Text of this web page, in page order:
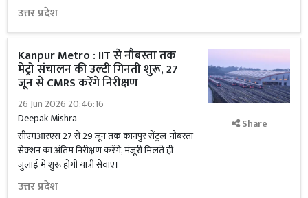
उत्तर प्रदेश
Kanpur Metro : IIT से नौबस्ता तक
मेट्रो संचालन की उल्टी गिनती शुरू, 27
जून से CMRS करेंगे निरीक्षण
26 Jun 2026 20:46:16
Deepak Mishra
सीएमआरएस 27 से 29 जून तक कानपुर सेंट्रल-नौबस्ता
सेक्शन का अंतिम निरीक्षण करेंगे, मंजूरी मिलते ही
जुलाई में शुरू होंगी यात्री सेवाएं।
उत्तर प्रदेश
Share